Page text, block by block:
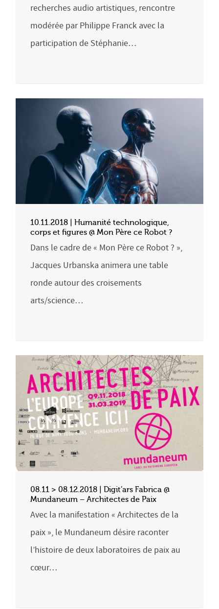
recherches audio artistiques, rencontre
modérée par Philippe Franck avec la
participation de Stéphanie…
10.11.2018 | Humanité technologique,
corps et figures @ Mon Père ce Robot ?
Dans le cadre de « Mon Père ce Robot ? »,
Jacques Urbanska animera une table
ronde autour des croisements
arts/science…
08.11 > 08.12.2018 | Digit’ars Fabrica @
Mundaneum – Architectes de Paix
Avec la manifestation « Architectes de la
paix », le Mundaneum désire raconter
l’histoire de deux laboratoires de paix au
cœur…